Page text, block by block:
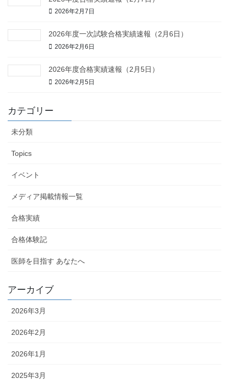
2026年2月7日
2026年度一次試験合格実績速報（2月6日）
2026年2月6日
2026年度合格実績速報（2月5日）
2026年2月5日
カテゴリー
未分類
Topics
イベント
メディア掲載情報一覧
合格実績
合格体験記
医師を目指す あなたへ
アーカイブ
2026年3月
2026年2月
2026年1月
2025年3月